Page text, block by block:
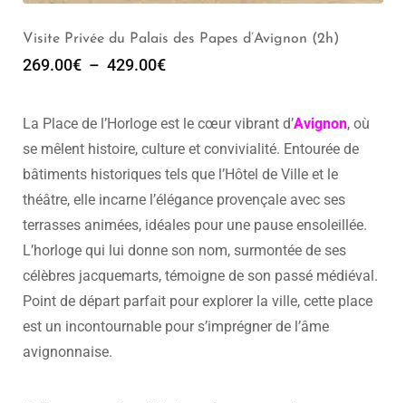
Visite Privée du Palais des Papes d’Avignon (2h)
269.00€ – 429.00€
La Place de l’Horloge est le cœur vibrant d’Avignon, où
se mêlent histoire, culture et convivialité. Entourée de
bâtiments historiques tels que l’Hôtel de Ville et le
théâtre, elle incarne l’élégance provençale avec ses
terrasses animées, idéales pour une pause ensoleillée.
L’horloge qui lui donne son nom, surmontée de ses
célèbres jacquemarts, témoigne de son passé médiéval.
Point de départ parfait pour explorer la ville, cette place
est un incontournable pour s’imprégner de l’âme
avignonnaise.